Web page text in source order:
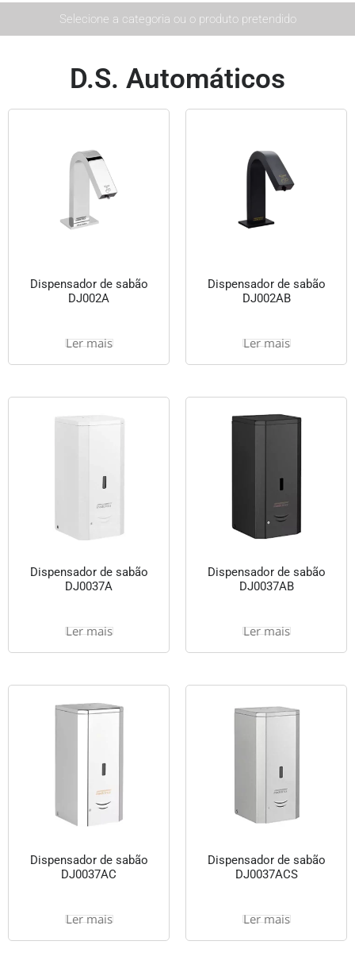
Selecione a categoria ou o produto pretendido
D.S. Automáticos
Dispensador de sabão
DJ002A
Ler mais
Dispensador de sabão
DJ002AB
Ler mais
Dispensador de sabão
DJ0037A
Ler mais
Dispensador de sabão
DJ0037AB
Ler mais
Dispensador de sabão
DJ0037AC
Ler mais
Dispensador de sabão
DJ0037ACS
Ler mais